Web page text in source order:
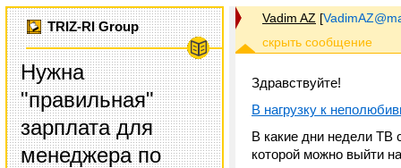
TRIZ-RI Group
Нужна
"правильная"
зарплата для
менеджера по
Vadim AZ [
Здравствуйте!
В нагрузку к
В какие дни недели ТВ
которой можно выйти